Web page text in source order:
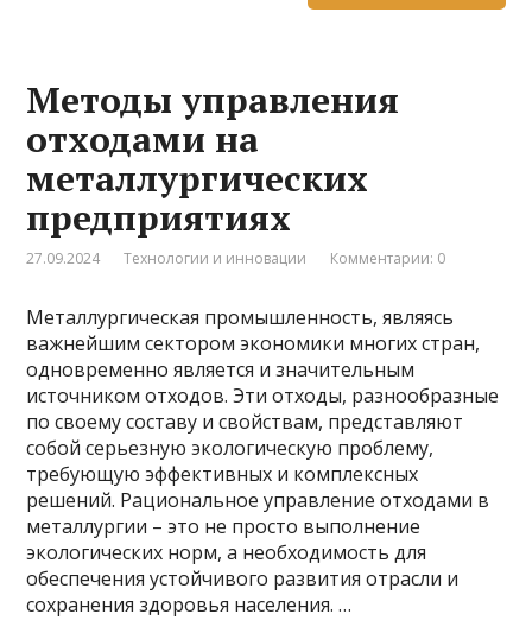
Методы управления
отходами на
металлургических
предприятиях
27.09.2024 Технологии и инновации Комментарии: 0
Металлургическая промышленность, являясь
важнейшим сектором экономики многих стран,
одновременно является и значительным
источником отходов. Эти отходы, разнообразные
по своему составу и свойствам, представляют
собой серьезную экологическую проблему,
требующую эффективных и комплексных
решений. Рациональное управление отходами в
металлургии – это не просто выполнение
экологических норм, а необходимость для
обеспечения устойчивого развития отрасли и
сохранения здоровья населения. …